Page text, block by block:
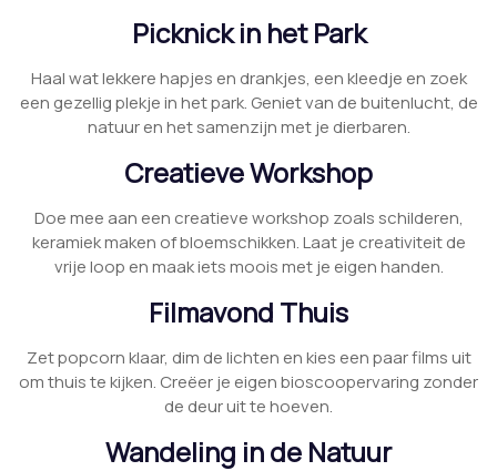
Picknick in het Park
Haal wat lekkere hapjes en drankjes, een kleedje en zoek
een gezellig plekje in het park. Geniet van de buitenlucht, de
natuur en het samenzijn met je dierbaren.
Creatieve Workshop
Doe mee aan een creatieve workshop zoals schilderen,
keramiek maken of bloemschikken. Laat je creativiteit de
vrije loop en maak iets moois met je eigen handen.
Filmavond Thuis
Zet popcorn klaar, dim de lichten en kies een paar films uit
om thuis te kijken. Creëer je eigen bioscoopervaring zonder
de deur uit te hoeven.
Wandeling in de Natuur